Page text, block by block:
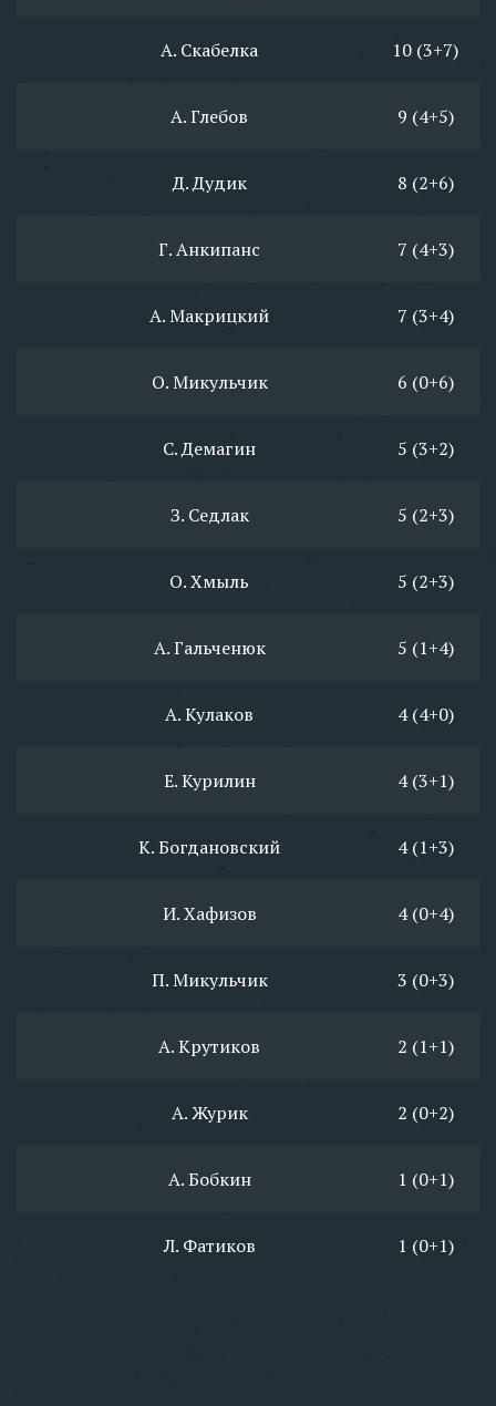
А. Скабелка 10 (3+7)
А. Глебов 9 (4+5)
Д. Дудик 8 (2+6)
Г. Анкипанс 7 (4+3)
А. Макрицкий 7 (3+4)
О. Микульчик 6 (0+6)
С. Демагин 5 (3+2)
З. Седлак 5 (2+3)
О. Хмыль 5 (2+3)
А. Гальченюк 5 (1+4)
А. Кулаков 4 (4+0)
Е. Курилин 4 (3+1)
К. Богдановский 4 (1+3)
И. Хафизов 4 (0+4)
П. Микульчик 3 (0+3)
А. Крутиков 2 (1+1)
А. Журик 2 (0+2)
А. Бобкин 1 (0+1)
Л. Фатиков 1 (0+1)